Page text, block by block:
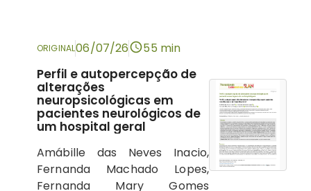
ORIGINAL06/07/26 55 min
Perfil e autopercepção de
alterações
neuropsicológicas em
pacientes neurológicos de
um hospital geral
Amábille das Neves Inacio,
Fernanda Machado Lopes,
Fernanda Mary Gomes